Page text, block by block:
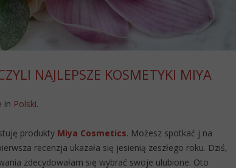
NAJLEPSZE KOSMETYKI MIYA
in Polski.
produkty Miya Cosmetics. Możesz spotkać j na
recenzja ukazała się jesienią zeszłego roku. Dziś,
zdecydowałam się wybrać swoje ulubione. Oto